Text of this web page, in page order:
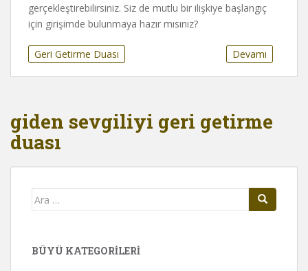
gerçekleştirebilirsiniz. Siz de mutlu bir ilişkiye başlangıç
için girişimde bulunmaya hazır mısınız?
Devamı
Geri Getirme Duası
giden sevgiliyi geri getirme
duası
Arama
BÜYÜ KATEGORILERI